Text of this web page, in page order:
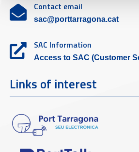
Contact email
sac@porttarragona.cat
SAC Information
Access to SAC (Customer
Links of interest